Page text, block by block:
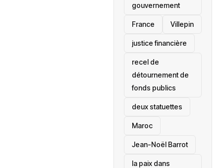
gouvernement
France Villepin
justice financière
recel de
détournement de
fonds publics
deux statuettes
Maroc
Jean-Noël Barrot
la paix dans